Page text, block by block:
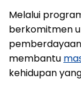
Melalui
berkomitmen
membantu
kehidupan